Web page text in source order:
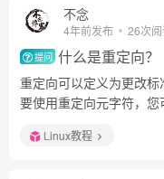
不念
4年前发布 26次
提问 什么是重定向？
重定向可以定义为更改标
要使用重定向元字符，您
Linux教程